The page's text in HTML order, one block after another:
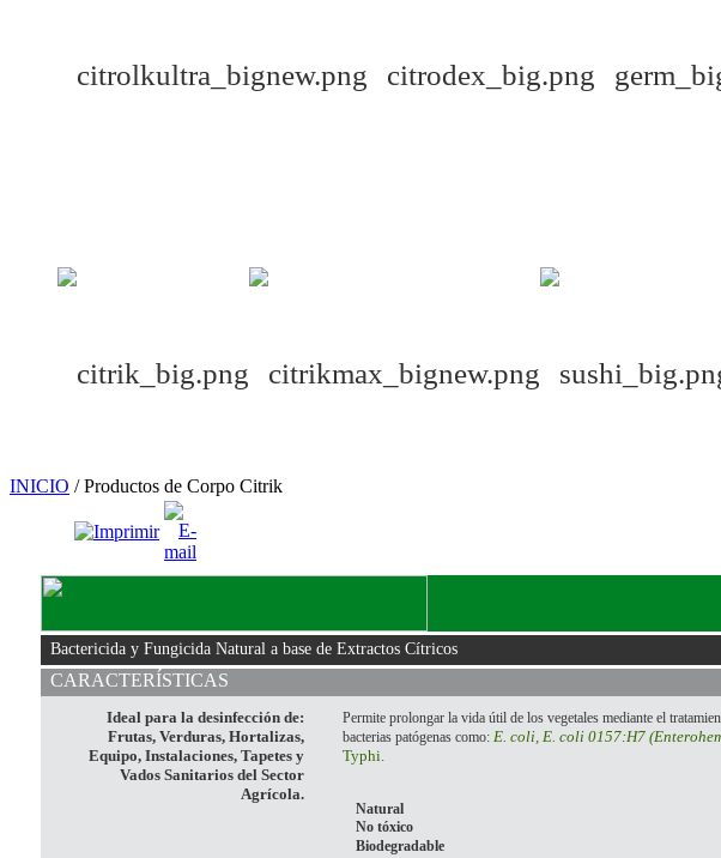
INICIO / Productos de Corpo Citrik
Bactericida y Fungicida Natural a base de Extractos Cítricos
CARACTERÍSTICAS
Ideal para la desinfección de:
Frutas, Verduras, Hortalizas,
Equipo, Instalaciones, Tapetes y
Vados Sanitarios del Sector
Agrícola.
Permite prolongar la vida útil de los vegetales mediante el
bacterias patógenas como: E. coli, E. coli 0157:H7
Typhi.
Natural
No tóxico
Biodegradable